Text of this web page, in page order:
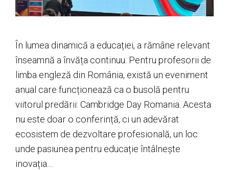
În lumea dinamică a educației, a rămâne relevant
înseamnă a învăța continuu. Pentru profesorii de
limba engleză din România, există un eveniment
anual care funcționează ca o busolă pentru
viitorul predării: Cambridge Day Romania. Acesta
nu este doar o conferință, ci un adevărat
ecosistem de dezvoltare profesională, un loc
unde pasiunea pentru educație întâlnește
inovația....